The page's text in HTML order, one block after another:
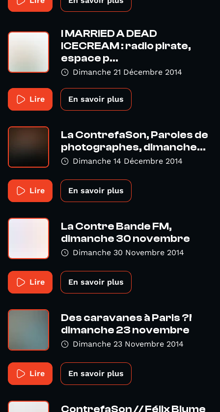
I MARRIED A DEAD
ICECREAM : radio pirate,
espace p...
Dimanche 21 Décembre 2014
Lire En savoir plus
La ContrefaSon, Paroles de
photographes, dimanche...
Dimanche 14 Décembre 2014
Lire En savoir plus
La Contre Bande FM,
dimanche 30 novembre
Dimanche 30 Novembre 2014
Lire En savoir plus
Des caravanes à Paris ?!
dimanche 23 novembre
Dimanche 23 Novembre 2014
Lire En savoir plus
ContrefaSon // Félix Blume